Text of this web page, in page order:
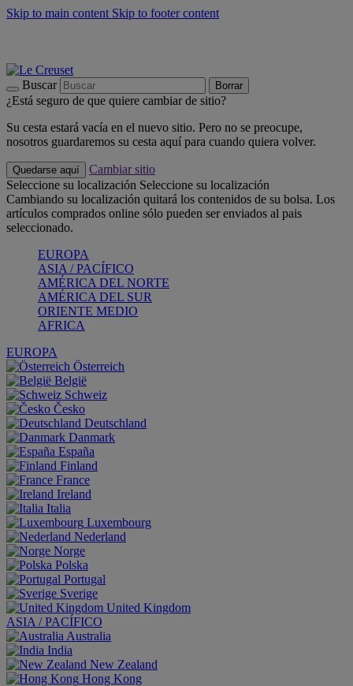
Skip to main content Skip to footer content
Buscar Borrar
¿Está seguro de que quiere cambiar de sitio?
Su cesta estará vacía en el nuevo sitio. Pero no se preocupe,
nosotros guardaremos su cesta aquí para cuando quiera volver.
Quedarse aquí
Cambiar sitio
Seleccione su localización Seleccione su localización
Cambiando su localización quitará los contenidos de su bolsa. Los
artículos comprados online sólo pueden ser enviados al pais
seleccionado.
EUROPA
ASIA / PACÍFICO
AMÉRICA DEL NORTE
AMÉRICA DEL SUR
ORIENTE MEDIO
AFRICA
EUROPA
Österreich
België
Schweiz
Česko
Deutschland
Danmark
España
Finland
France
Ireland
Italia
Luxembourg
Nederland
Norge
Polska
Portugal
Sverige
United Kingdom
ASIA / PACÍFICO
Australia
India
New Zealand
Hong Kong